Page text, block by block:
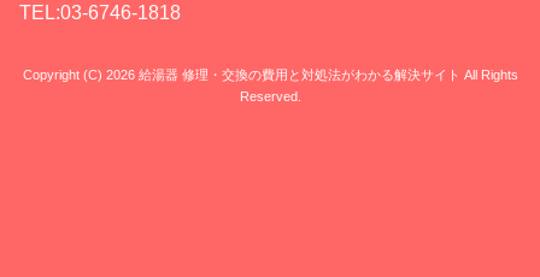
TEL:03-6746-1818
Copyright (C) 2026 給湯器 修理・交換の費用と対処法がわかる解決サイト All Rights
Reserved.